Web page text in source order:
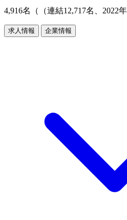
4,916名（（連結12,717名、2022
求人情報 企業情報